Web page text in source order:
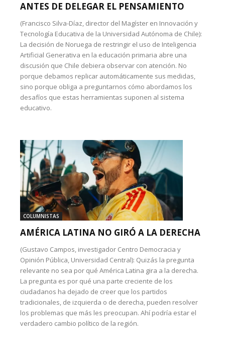
ANTES DE DELEGAR EL PENSAMIENTO
(Francisco Silva-Díaz, director del Magíster en Innovación y
Tecnología Educativa de la Universidad Autónoma de Chile):
La decisión de Noruega de restringir el uso de Inteligencia
Artificial Generativa en la educación primaria abre una
discusión que Chile debiera observar con atención. No
porque debamos replicar automáticamente sus medidas,
sino porque obliga a preguntarnos cómo abordamos los
desafíos que estas herramientas suponen al sistema
educativo.
COLUMNISTAS
AMÉRICA LATINA NO GIRÓ A LA DERECHA
(Gustavo Campos, investigador Centro Democracia y
Opinión Pública, Universidad Central): Quizás la pregunta
relevante no sea por qué América Latina gira a la derecha.
La pregunta es por qué una parte creciente de los
ciudadanos ha dejado de creer que los partidos
tradicionales, de izquierda o de derecha, pueden resolver
los problemas que más les preocupan. Ahí podría estar el
verdadero cambio político de la región.